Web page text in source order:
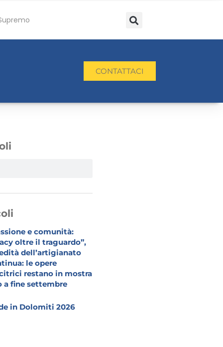
CONTATTACI
e comunità:
oltre il traguardo”,
dell’artigianato
le opere
restano in mostra
a fine settembre
in Dolomiti 2026